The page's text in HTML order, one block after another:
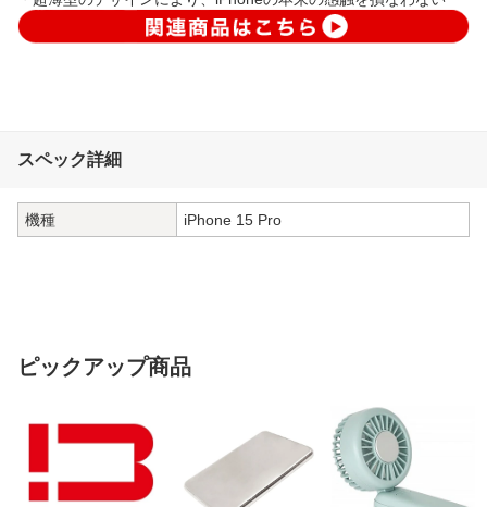
スペック詳細
機種 iPhone 15 Pro
ピックアップ商品